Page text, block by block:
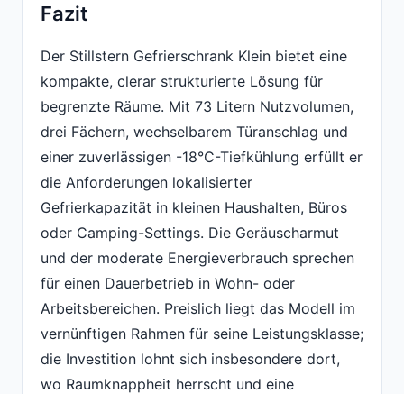
Fazit
Der Stillstern Gefrierschrank Klein bietet eine
kompakte, clerar strukturierte Lösung für
begrenzte Räume. Mit 73 Litern Nutzvolumen,
drei Fächern, wechselbarem Türanschlag und
einer zuverlässigen -18°C-Tiefkühlung erfüllt er
die Anforderungen lokalisierter
Gefrierkapazität in kleinen Haushalten, Büros
oder Camping-Settings. Die Geräuscharmut
und der moderate Energieverbrauch sprechen
für einen Dauerbetrieb in Wohn- oder
Arbeitsbereichen. Preislich liegt das Modell im
vernünftigen Rahmen für seine Leistungsklasse;
die Investition lohnt sich insbesondere dort,
wo Raumknappheit herrscht und eine